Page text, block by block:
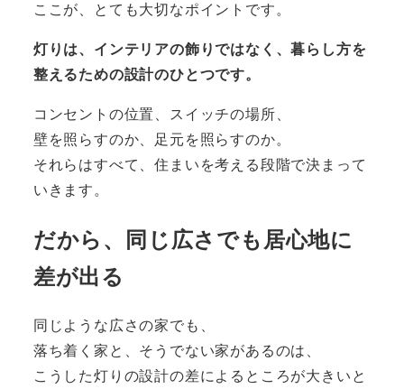
ここが、とても大切なポイントです。
灯りは、インテリアの飾りではなく、暮らし方を
整えるための設計のひとつです。
コンセントの位置、スイッチの場所、
壁を照らすのか、足元を照らすのか。
それらはすべて、住まいを考える段階で決まって
いきます。
だから、同じ広さでも居心地に
差が出る
同じような広さの家でも、
落ち着く家と、そうでない家があるのは、
こうした灯りの設計の差によるところが大きいと